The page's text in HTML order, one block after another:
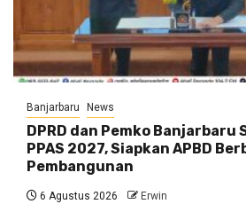
Banjarbaru News
DPRD dan Pemko Banjarbaru
PPAS 2027, Siapkan APBD
Pembangunan
6 Agustus 2026 Erwin